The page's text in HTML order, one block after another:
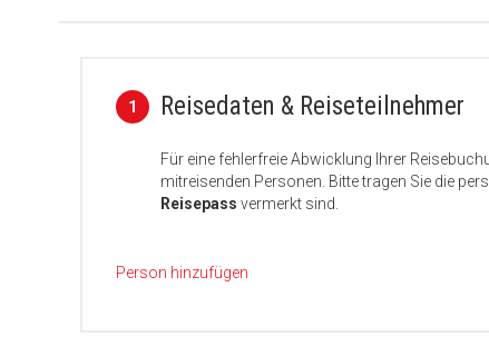
1 Reisedaten & Reiseteilnehmer
Für eine fehlerfreie Abwicklung Ihrer
mitreisenden Personen. Bitte tragen Sie die
Reisepass vermerkt sind.
Person hinzufügen